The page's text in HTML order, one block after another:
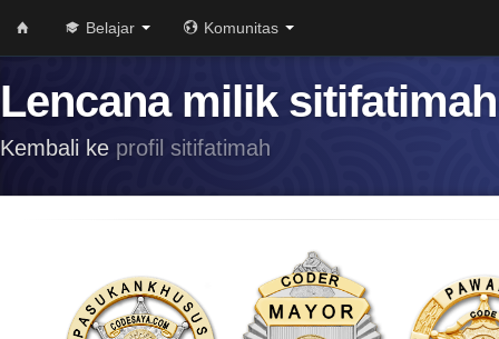
Belajar Komunitas
Lencana milik sitifatimah
Kembali ke profil sitifatimah